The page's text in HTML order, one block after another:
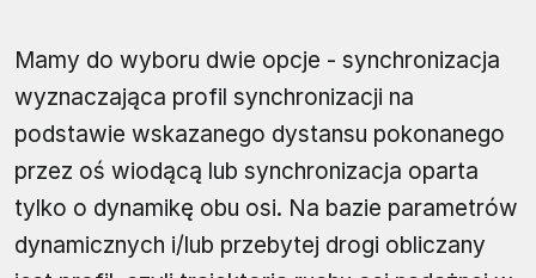
Mamy do wyboru dwie opcje - synchronizacja
wyznaczająca profil synchronizacji na
podstawie wskazanego dystansu pokonanego
przez oś wiodącą lub synchronizacja oparta
tylko o dynamikę obu osi. Na bazie parametrów
dynamicznych i/lub przebytej drogi obliczany